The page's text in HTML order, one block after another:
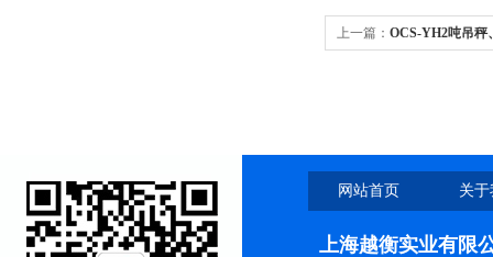
上一篇： OCS-YH2吨吊秤
网站首页 关
上海越衡实业有限